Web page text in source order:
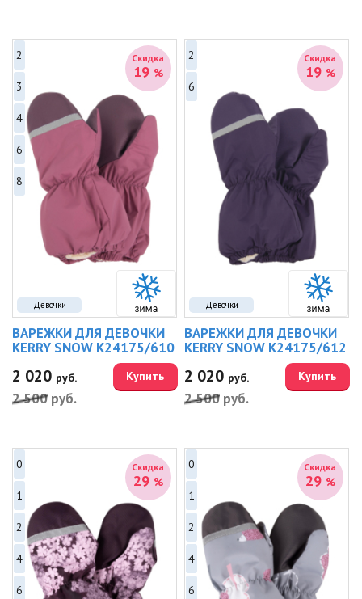
Девочки
Скидка
19 %
2
3
4
6
8
ВАРЕЖКИ ДЛЯ ДЕВОЧКИ
KERRY SNOW K24175/610
2 020 руб.
2 500 руб.
Купить
Девочки
Скидка
19 %
2
6
ВАРЕЖКИ ДЛЯ ДЕВОЧКИ
KERRY SNOW K24175/612
2 020 руб.
2 500 руб.
Купить
Скидка
29 %
0
1
2
4
6
Скидка
29 %
0
1
2
4
6